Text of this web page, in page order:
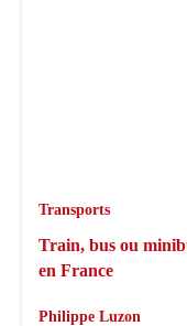
Transports
Train, bus ou
en France
Philippe Luzon